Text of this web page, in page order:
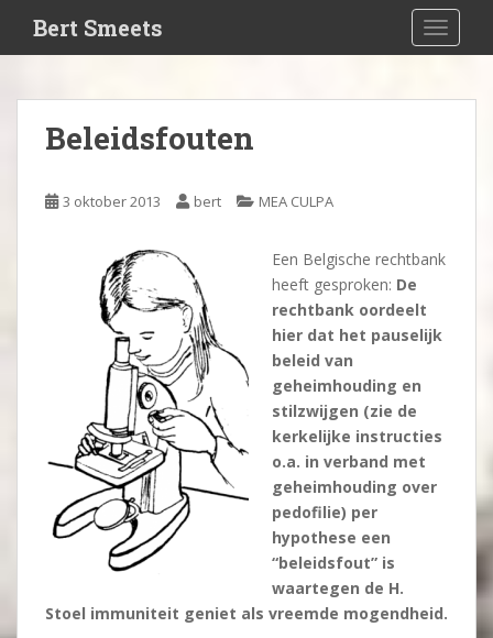
i
Bert Smeets
Beleidsfouten
3 oktober 2013 bert MEA CULPA
Een Belgische rechtbank
heeft gesproken: De
rechtbank oordeelt
hier dat het pauselijk
beleid van
geheimhouding en
stilzwijgen (zie de
kerkelijke instructies
o.a. in verband met
geheimhouding over
pedofilie) per
hypothese een
“beleidsfout” is
waartegen de H.
Stoel immuniteit geniet als vreemde mogendheid.